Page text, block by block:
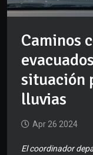
Caminos
situación
lluvias
Apr 26 2024
El coordinador